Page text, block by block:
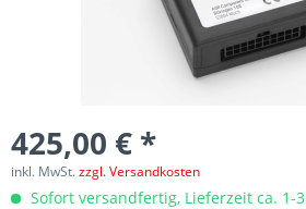
425,00 € *
inkl. MwSt.zzgl. Versandkosten
Sofort versandfertig, Lieferzeit ca. 1-